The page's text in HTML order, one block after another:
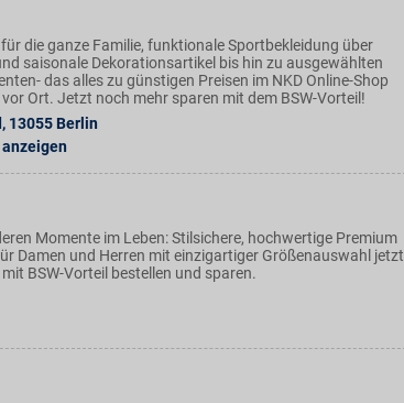
die ganze Familie, funktionale Sportbekleidung über
saisonale Dekorationsartikel bis hin zu ausgewählten
das alles zu günstigen Preisen im NKD Online-Shop
Ort. Jetzt noch mehr sparen mit dem BSW-Vorteil!
, 13055 Berlin
Momente im Leben: Stilsichere, hochwertige Premium
Damen und Herren mit einzigartiger Größenauswahl jetzt
BSW-Vorteil bestellen und sparen.